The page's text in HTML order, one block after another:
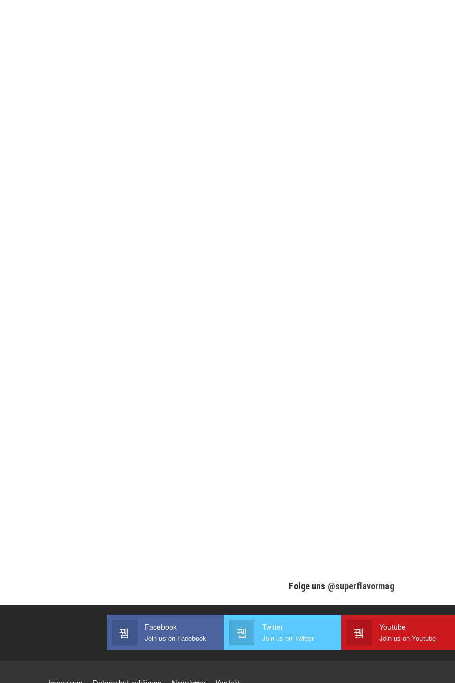
Folge uns @superflavormag
Facebook
Join us on Facebook
Twitter
Join us on Twitter
Youtube
Join us on Youtube